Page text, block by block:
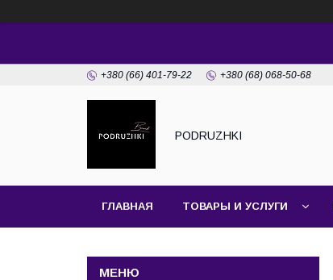
+380 (66) 401-79-22 +380 (68) 068-50-68
PODRUZHKI
ГЛАВНАЯ ТОВАРЫ И УСЛУГИ